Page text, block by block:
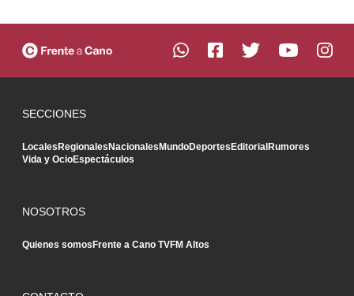
SECCIONES
LocalesRegionalesNacionalesMundoDeportesEditorialRumores
Vida y OcioEspectáculos
NOSOTROS
Quienes somosFrente a Cano TVFM Altos